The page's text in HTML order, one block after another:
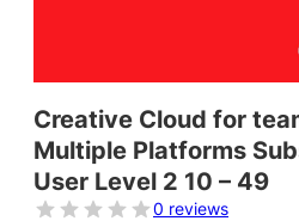
Creative Cloud for
Multiple Platforms
User Level 2 10 – 49
0 reviews